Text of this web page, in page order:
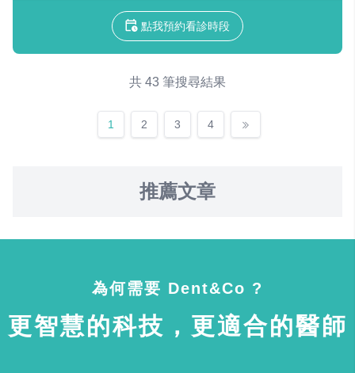
點我預約看診時段
共 43 筆搜尋結果
1 2 3 4
推薦文章
為何需要 Dent&Co ?
更智慧的科技，更適合的醫師